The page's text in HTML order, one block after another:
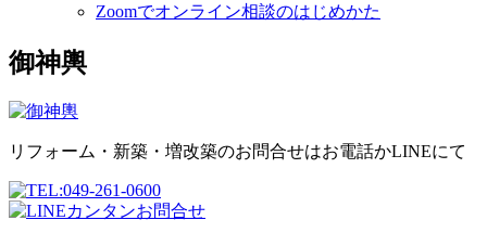
Zoomでオンライン相談のはじめかた
御神輿
リフォーム・新築・増改築のお問合せはお電話かLINEにて